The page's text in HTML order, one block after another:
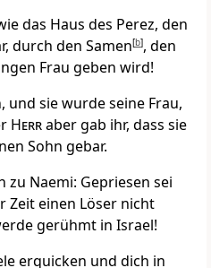
das Haus des Perez, den
durch den Samen[b], den
Frau geben wird!
und sie wurde seine Frau,
Herraber gab ihr, dass sie
Sohn gebar.
zu Naemi: Gepriesen sei
Zeit einen Löser nicht
gerühmt in Israel!
erquicken und dich in